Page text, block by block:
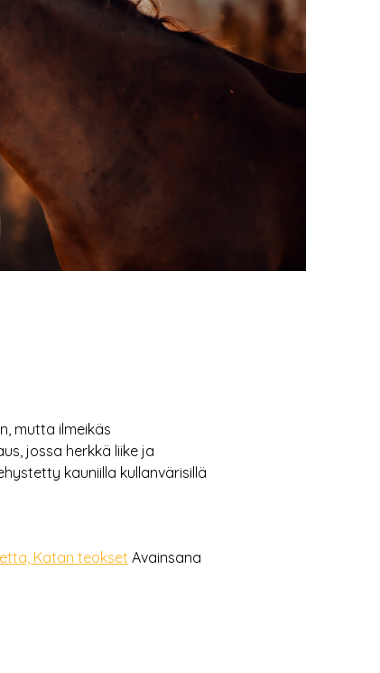
mutta ilmeikäs
jossa herkkä liike ja
kauniilla kullanvärisillä
Katan teokset Avainsana